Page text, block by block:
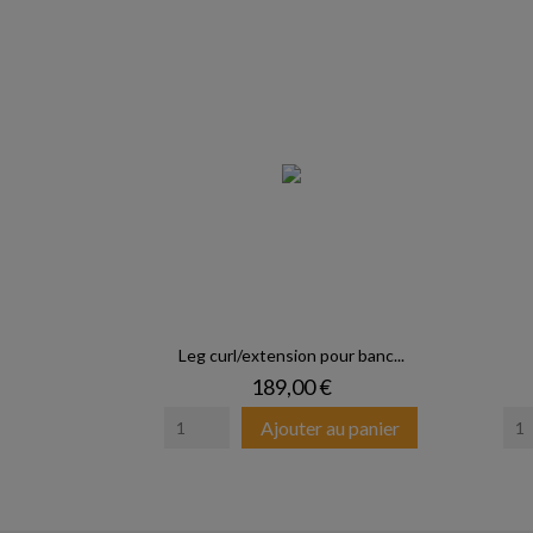
Leg curl/extension pour banc...
Prix
189,00 €
Ajouter au panier